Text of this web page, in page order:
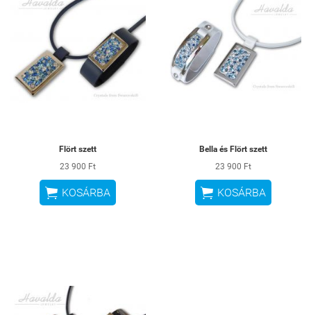
Flört szett
23 900 Ft
 KOSÁRBA
Bella és Flört szett
23 900 Ft
 KOSÁRBA